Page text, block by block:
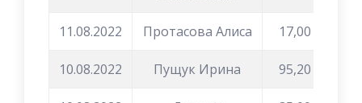
11.08.2022 Протасова Алиса 17,00
10.08.2022 Пущук Ирина 95,20